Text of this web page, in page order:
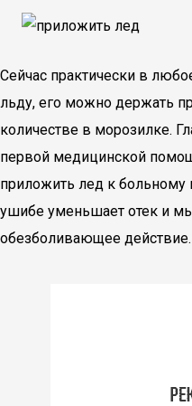
Сейчас практически в
льду, его можно держать
количестве в морозилке.
первой медицинской
приложить лед к
ушибе уменьшает отек и
обезболивающее действие.